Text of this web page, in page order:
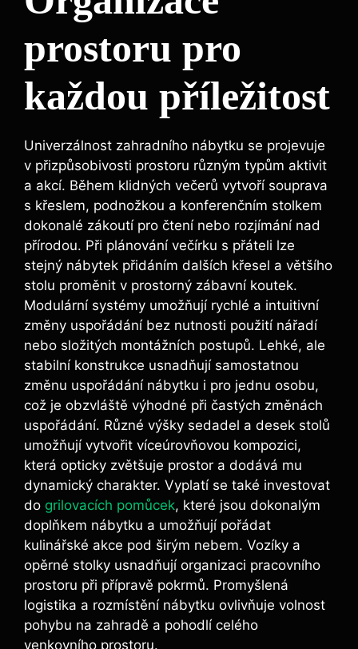
prostoru pro
každou příležitost
Univerzálnost zahradního nábytku se projevuje
v přizpůsobivosti prostoru různým typům aktivit
a akcí. Během klidných večerů vytvoří souprava
s křeslem, podnožkou a konferenčním stolkem
dokonalé zákoutí pro čtení nebo rozjímání nad
přírodou. Při plánování večírku s přáteli lze
stejný nábytek přidáním dalších křesel a většího
stolu proměnit v prostorný zábavní koutek.
Modulární systémy umožňují rychlé a intuitivní
změny uspořádání bez nutnosti použití nářadí
nebo složitých montážních postupů. Lehké, ale
stabilní konstrukce usnadňují samostatnou
změnu uspořádání nábytku i pro jednu osobu,
což je obzvláště výhodné při častých změnách
uspořádání. Různé výšky sedadel a desek stolů
umožňují vytvořit víceúrovňovou kompozici,
která opticky zvětšuje prostor a dodává mu
dynamický charakter. Vyplatí se také investovat
do grilovacích pomůcek, které jsou dokonalým
doplňkem nábytku a umožňují pořádat
kulinářské akce pod širým nebem. Vozíky a
opěrné stolky usnadňují organizaci pracovního
prostoru při přípravě pokrmů. Promyšlená
logistika a rozmístění nábytku ovlivňuje volnost
pohybu na zahradě a pohodlí celého
venkovního prostoru.